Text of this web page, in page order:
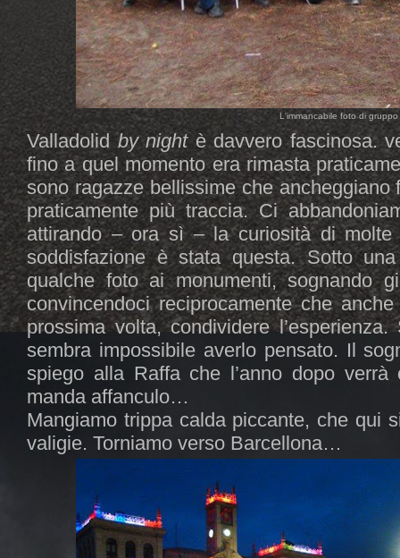
L'immancabile foto di
Valladolidby night è davvero fascinosa.
fino a quel momento era rimasta
sono ragazze bellissime che ancheggiano
praticamente più traccia. Ci
attirando – ora sì – la curiosità di
soddisfazione è stata questa. Sotto
qualche foto ai monumenti, sognando
convincendoci reciprocamente che
prossima volta, condividere
sembra impossibile averlo pensato. Il
spiego alla Raffa che l’anno dopo
manda affanculo…
Mangiamo trippa calda piccante, che qui
valigie. Torniamo verso Barcellona…